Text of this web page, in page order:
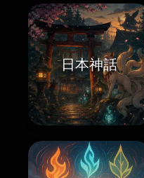
日本神話